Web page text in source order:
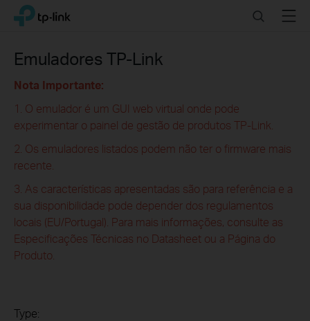
Click
navigation
TP-Link, Reliably Smart SearchMenu
Emuladores TP-Link
Nota Importante:
1. O emulador é um GUI web virtual onde pode
experimentar o painel de gestão de produtos TP-Link.
2. Os emuladores listados podem não ter o firmware mais
recente.
3. As características apresentadas são para referência e a
sua disponibilidade pode depender dos regulamentos
locais (EU/Portugal). Para mais informações, consulte as
Especificações Técnicas no Datasheet ou a Página do
Produto.
Type: